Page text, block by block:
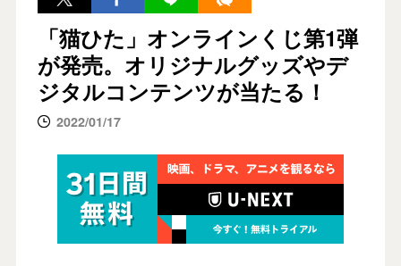
「猫ひた」オンラインくじ第1弾
が発売。オリジナルグッズやデ
ジタルコンテンツが当たる！
2022/01/17